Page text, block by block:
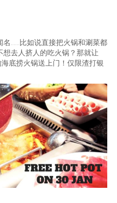
名……比如说直接把火锅和涮菜都
去人挤人的吃火锅？那就让
底捞火锅送上门！仅限渣打银